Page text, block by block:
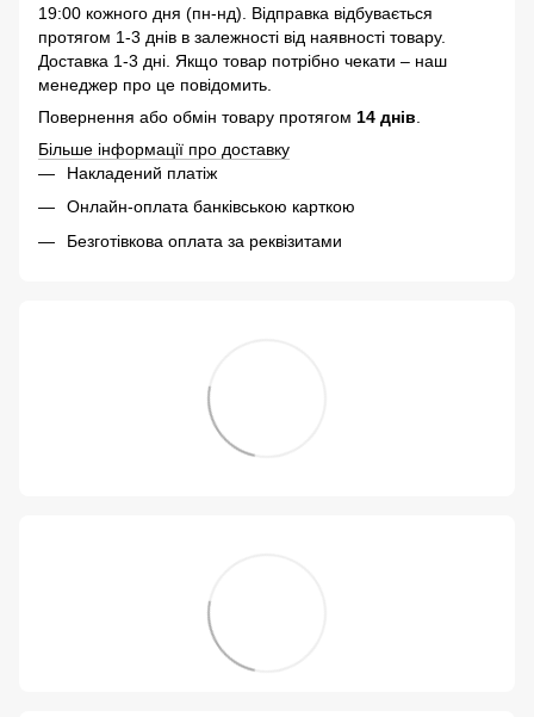
19:00 кожного дня (пн-нд). Відправка відбувається
протягом 1-3 днів в залежності від наявності товару.
Доставка 1-3 дні. Якщо товар потрібно чекати – наш
менеджер про це повідомить.
Повернення або обмін товару протягом 14 днів
Більше інформації про доставку
Накладений платіж
Онлайн-оплата банківською карткою
Безготівкова оплата за реквізитами